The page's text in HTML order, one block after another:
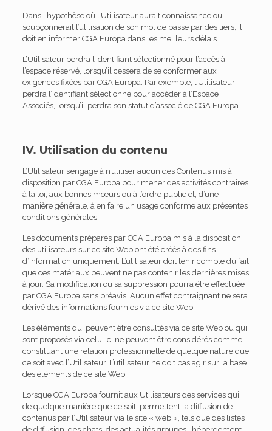
Dans l’hypothèse où l’Utilisateur aurait connaissance ou
soupçonnerait l’utilisation de son mot de passe par des tiers, il
doit en informer CGA Europa dans les meilleurs délais.
L’Utilisateur perdra l’identifiant sélectionné pour l’accès à
l’espace réservé, lorsqu’il cessera de se conformer aux
exigences fixées par CGA Europa. Par exemple, l’Utilisateur
perdra l’identifiant sélectionné pour accéder à l’Espace
Associés, lorsqu’il perdra son statut d’associé de CGA Europa.
IV. Utilisation du contenu
L’Utilisateur s’engage à n’utiliser aucun des Contenus mis à
disposition par CGA Europa pour mener des activités contraires
à la loi, aux bonnes mœurs ou à l’ordre public et, d’une
manière générale, à en faire un usage conforme aux présentes
conditions générales.
Les documents préparés par CGA Europa mis à la disposition
des utilisateurs sur ce site Web ont été créés à des fins
d’information uniquement. L’utilisateur doit tenir compte du fait
que ces matériaux peuvent ne pas contenir les dernières mises
à jour. Sa modification ou sa suppression pourra être effectuée
par CGA Europa sans préavis. Aucun effet contraignant ne sera
dérivé des informations fournies via ce site Web.
Les éléments qui peuvent être consultés via ce site Web ou qui
sont proposés via celui-ci ne peuvent être considérés comme
constituant une relation professionnelle de quelque nature que
ce soit avec l’Utilisateur. L’utilisateur ne doit pas agir sur la base
des éléments de ce site Web.
Lorsque CGA Europa fournit aux Utilisateurs des services qui,
de quelque manière que ce soit, permettent la diffusion de
contenus par l’Utilisateur via le site « web », tels que des listes